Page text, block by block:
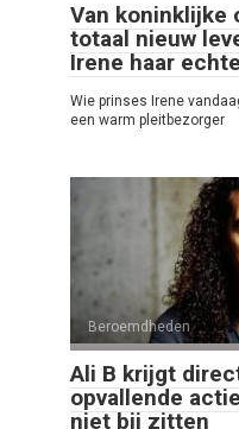
Van koninklijke
totaal nieuw
Irene haar
Wie prinses Irene
een warm pleitbezorger
Beroemdheden
Ali B krijgt
opvallende
niet bij zitten